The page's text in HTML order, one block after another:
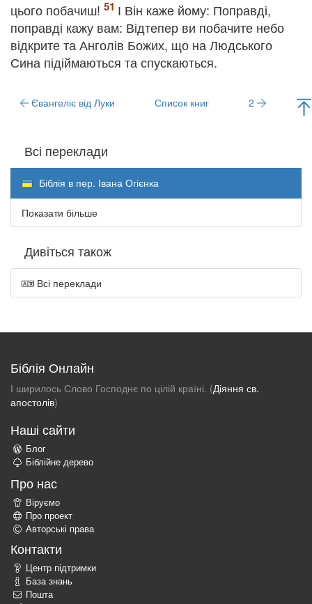
цього побачиш!
І Він каже йому: Поправді,
поправді кажу вам: Відтепер ви побачите небо
відкрите та Анголів Божих, що на Людського
Сина підіймаються та спускаються.
Євангеліє від Луки Список книг 2
Всі переклади
Біблія в пер. Івана Огієнка
Показати більше
Дивіться також
Всі переклади
Біблія Онлайн
І ширилось Слово Господнє по цілій країні. (Діяння св.
апостолів)
Наші сайти
Блог
Біблійне дерево
Про нас
Віруємо
Про проект
Авторські права
Контакти
Центр підтримки
База знань
Пошта